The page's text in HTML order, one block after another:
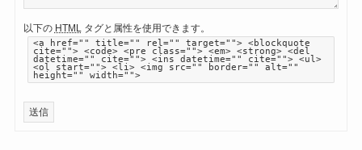
以下の HTMLタグと属性を使用できます。
<a href="" title="" rel="" target=""> <blockquote
cite=""> <code> <pre class=""> <em> <strong> <del
datetime="" cite=""> <ins datetime="" cite=""> <ul>
<ol start=""> <li> <img src="" border="" alt=""
height="" width="">
送信